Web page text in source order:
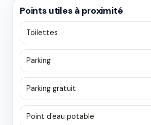
Points utiles à proximité
Toilettes
Parking
Parking gratuit
Point d'eau potable